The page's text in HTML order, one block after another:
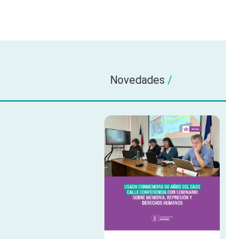
Novedades /